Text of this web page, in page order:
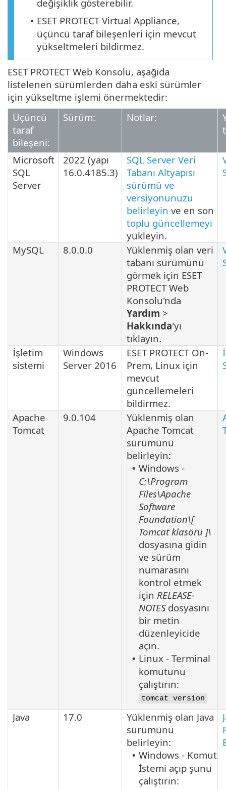
değişiklik gösterebilir.
• ESET PROTECT Virtual Appliance,
üçüncü taraf bileşenleri için mevcut
yükseltmeleri bildirmez.
ESET PROTECT Web Konsolu, aşağıda
listelenen sürümlerden daha eski sürümler
için yükseltme işlemi önermektedir:
Üçüncü
taraf
bileşeni:
Sürüm: Notlar:
Microsoft
SQL
Server
2022 (yapı
16.0.4185.3)
SQL Server Veri
Tabanı Altyapısı
sürümü ve
versiyonunuzu
belirleyin ve en son
toplu güncellemeyi
yükleyin.
MySQL 8.0.0.0
Yüklenmiş olan veri
tabanı sürümünü
görmek için ESET
PROTECT Web
Konsolu'nda
Yardım >
Hakkında'yı
tıklayın.
İşletim
sistemi
Windows
Server 2016
ESET PROTECT On-
Prem, Linux için
mevcut
güncellemeleri
bildirmez.
Apache
Tomcat
9.0.104
Yüklenmiş olan
Apache Tomcat
sürümünü
belirleyin:
• Windows -
C:\Program
Files\Apache
Software
Foundation\[
Tomcatklasörü ]\
dosyasına gidin
ve sürüm
numarasını
kontrol etmek
için RELEASE-
NOTESdosyasını
bir metin
düzenleyicide
açın.
• Linux - Terminal
komutunu
çalıştırın:
tomcat version
Java 17.0 Yüklenmiş olan Java
sürümünü
belirleyin:
• Windows - Komut
İstemi açıp şunu
çalıştırın: